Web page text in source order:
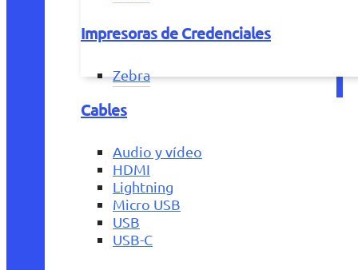
Impresoras de Credenciales
Zebra
Cables
Audio y vídeo
HDMI
Lightning
Micro USB
USB
USB-C